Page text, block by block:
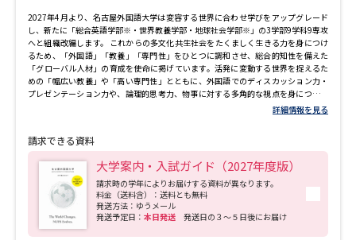
ます。 ・音楽教育コース 知識と技術だけではなく、教育者として必要な指導法など
を研究していきます。知見を広げ、技能を磨き、豊かな人間性を育成することができ
る力を身につけます。 ・音楽療法コース 即戦力となる音楽療法士を育成します。キ
ャンパスを共有する同朋大学との単位互換により、本学ならではのスタイルで福祉
系科目の履修が可能です。 ・音楽総合コース 様々な楽器や音楽ジャンルから興味の
ある科目を自由に選ぶことができます。いろいろなことにチャレンジし、自身の音
楽性を探っていくなかで、判断力・決断力を養い、自分の進みたい道を開きます。
・音楽ビジネスコース 舞台・音響・照明・企画などに必要なカリキュラムを体系
2027年4月より、名古屋外国語大学は変容する世界に合わせ学びをアップグレード
し、新たに「総合英語学部※・世界教養学部・地球社会学部※」の3学部9学科9専攻
へと組織改編します。 これからの多文化共生社会をたくましく生きる力を身につけ
るため、「外国語」「教養」「専門性」をひとつに調和させ、総合的知性を備えた
「グローバル人材」の育成を使命に掲げています。活発に変動する世界を捉えるた
めの「幅広い教養」や「高い専門性」とともに、外国語でのディスカッション力・
プレゼンテーション力や、論理的思考力、物事に対する多角的な視点を身につける
環境やプログラムを充実させています。 ※2027年4月名称変更 ●返還不要かつ対象
が定めた語学試験・GPAの基準を持たすことが条件です。 ※居住費は留学先大学の
標準的な宿舎費を、教科書代は国別の標準金額を支給します。 ※為替相場の変動に
より差益、差損が生じることがあります。 上記については、入学後の留学ガイダン
スにて説明を行います。 ●多彩な8つの留学プログラム 本学の留学プログラムは、
専門分野を学ぶ【長期留学】として「スタンダード留学」のほか、カリフォルニア
大学リバーサイド校(UCR)による「ウォルト・ディズニー・ワールド・リゾート」で
の有給実習を含む中部地区唯一の「UCR特別留学【ディズニー国際カレッジプログ
ラム】」、2つの国・地域に留学できる「2か国留学」、航空サービスに特化した
詳細情報を見る
請求できる資料
大学案内・入試ガイド（2027年度版）
請求時の学年によりお届けする資料が異なります。
料金（送料含）：送料とも無料
発送方法：ゆうメール
発送予定日： 本日発送 発送日の３～５日後にお届け